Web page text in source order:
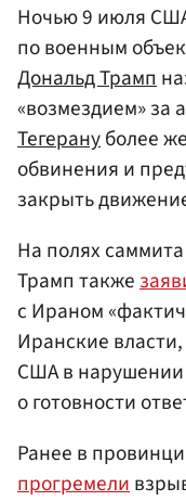
Ночью 9 июля
по военным
Дональд Трамп
«возмездием» за
Тегерануболее
обвинения и
закрыть
На полях саммита
Трамп также
с Ираном
Иранские
США в нарушении
о готовности
Ранее в
прогремели